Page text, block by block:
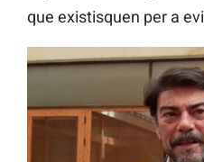
que existisquen per a